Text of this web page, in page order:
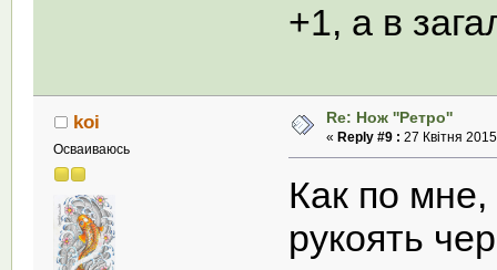
+1, а в
koi
Осваиваюсь
Re: Нож ''Ретро''
« Reply #9 : 27 Квітня
Как по мне,
рукоять